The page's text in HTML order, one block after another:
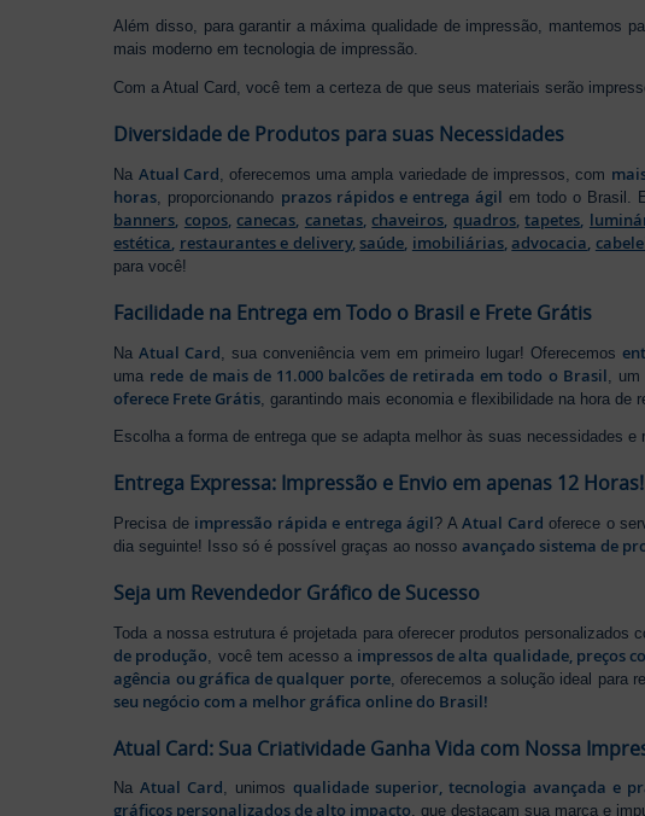
Além disso, para garantir a máxima qualidade de impressão, mantemos
mais moderno em tecnologia de impressão.
Com a Atual Card, você tem a certeza de que seus materiais serão
Diversidade de Produtos para suas Necessidades
Na Atual Card , oferecemos uma ampla variedade de impressos, com
horas , proporcionando prazos rápidos e entrega ágil em todo o Brasil.
banners, copos,canecas, canetas,chaveiros, quadros,tapetes,
estética, restaurantes e delivery, saúde, imobiliárias,advocacia,
para você!
Facilidade na Entrega em Todo o Brasil e Frete Grátis
NaAtual Card , sua conveniência vem em primeiro lugar! Oferecemos
uma rede de mais de 11.000 balcões de retirada em todo o Brasil ,
oferece Frete Grátis , garantindo mais economia e flexibilidade na hora de
Escolha a forma de entrega que se adapta melhor às suas necessidades
Entrega Expressa: Impressão e Envio em apenas 12 Horas!
Precisa de impressão rápida e entrega ágil? AAtual Card oferece o
dia seguinte! Isso só é possível graças ao nossoavançado sistema de
Seja um Revendedor Gráfico de Sucesso
Toda a nossa estrutura é projetada para oferecer produtos personalizados
de produção , você tem acesso a impressos de alta qualidade, preços
agência ou gráfica de qualquer porte, oferecemos a solução ideal para
seu negócio com a melhor gráfica online do Brasil!
Atual Card: Sua Criatividade Ganha Vida com Nossa
NaAtual Card, unimosqualidade superior, tecnologia avançada e
gráficos personalizados de alto impacto, que destacam sua marca e